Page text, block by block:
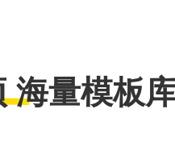
海量模板